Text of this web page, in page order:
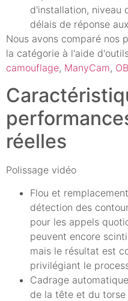
d'installation, niveau
délais de réponse
Nous avons comparé nos
la catégorie à l'aide
camouflage, ManyCam,
réelles
Polissage vidéo
Flou et
détection des
pour les appels
peuvent encore
mais le résultat est
privilégiant le
Cadrage
de la tête et du torse